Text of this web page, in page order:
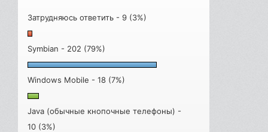
Затрудняюсь ответить - 9 (3%)
Symbian - 202 (79%)
Windows Mobile - 18 (7%)
Java (обычные кнопочные телефоны) -
10 (3%)